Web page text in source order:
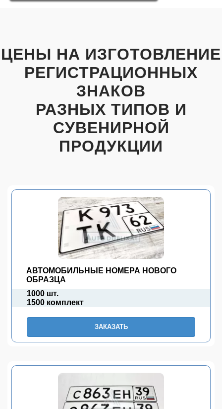
ЦЕНЫ НА ИЗГОТОВЛЕНИЕ
РЕГИСТРАЦИОННЫХ
ЗНАКОВ
РАЗНЫХ ТИПОВ И
СУВЕНИРНОЙ
ПРОДУКЦИИ
АВТОМОБИЛЬНЫЕ НОМЕРА НОВОГО
ОБРАЗЦА
1000 шт.
1500 комплект
ЗАКАЗАТЬ